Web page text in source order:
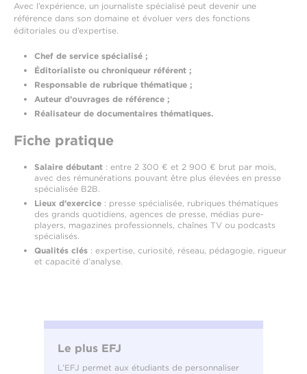
Avec l’expérience, un journaliste spécialisé peut devenir une
référence dans son domaine et évoluer vers des fonctions
éditoriales ou d’expertise.
Chef de service spécialisé ;
Éditorialiste ou chroniqueur référent ;
Responsable de rubrique thématique ;
Auteur d’ouvrages de référence ;
Réalisateur de documentaires thématiques.
Fiche pratique
Salaire débutant : entre 2 300 € et 2 900 € brut par mois,
avec des rémunérations pouvant être plus élevées en presse
spécialisée B2B.
Lieux d’exercice : presse spécialisée, rubriques thématiques
des grands quotidiens, agences de presse, médias pure-
players, magazines professionnels, chaînes TV ou podcasts
spécialisés.
Qualités clés : expertise, curiosité, réseau, pédagogie, rigueur
et capacité d’analyse.
Le plus EFJ
L’EFJ permet aux étudiants de personnaliser